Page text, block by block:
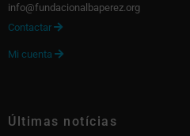
info@fundacionalbaperez.org
Contactar 
Mi cuenta 
Últimas notícias